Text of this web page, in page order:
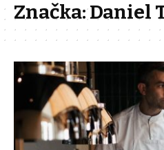
Značka:Daniel